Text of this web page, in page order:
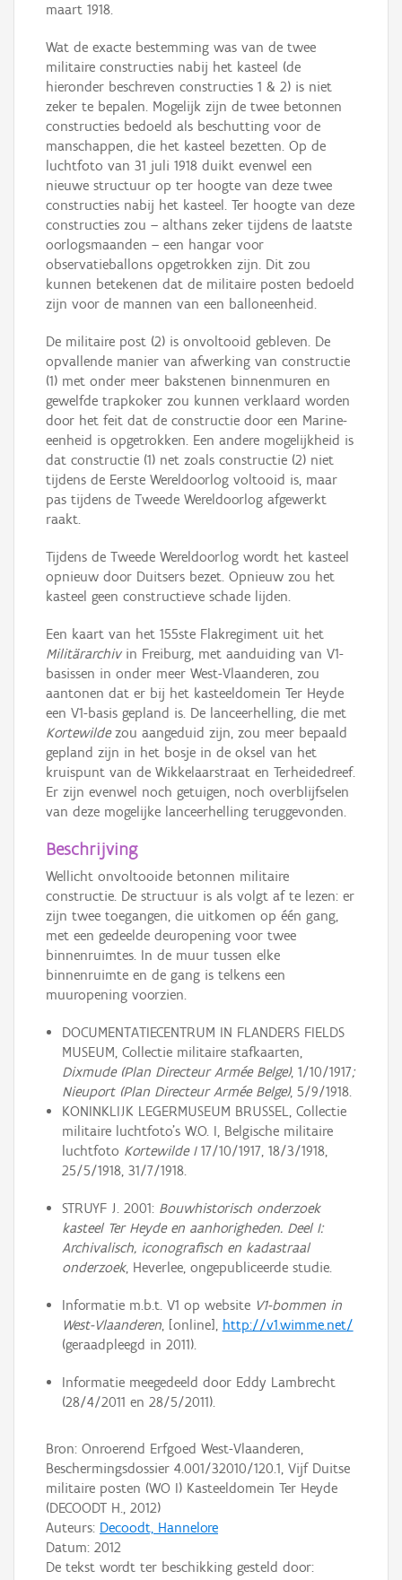
maart 1918.
Wat de exacte bestemming was van de twee
militaire constructies nabij het kasteel (de
hieronder beschreven constructies 1 & 2) is niet
zeker te bepalen. Mogelijk zijn de twee betonnen
constructies bedoeld als beschutting voor de
manschappen, die het kasteel bezetten. Op de
luchtfoto van 31 juli 1918 duikt evenwel een
nieuwe structuur op ter hoogte van deze twee
constructies nabij het kasteel. Ter hoogte van deze
constructies zou – althans zeker tijdens de laatste
oorlogsmaanden – een hangar voor
observatieballons opgetrokken zijn. Dit zou
kunnen betekenen dat de militaire posten bedoeld
zijn voor de mannen van een balloneenheid.
De militaire post (2) is onvoltooid gebleven. De
opvallende manier van afwerking van constructie
(1) met onder meer bakstenen binnenmuren en
gewelfde trapkoker zou kunnen verklaard worden
door het feit dat de constructie door een Marine-
eenheid is opgetrokken. Een andere mogelijkheid is
dat constructie (1) net zoals constructie (2) niet
tijdens de Eerste Wereldoorlog voltooid is, maar
pas tijdens de Tweede Wereldoorlog afgewerkt
raakt.
Tijdens de Tweede Wereldoorlog wordt het kasteel
opnieuw door Duitsers bezet. Opnieuw zou het
kasteel geen constructieve schade lijden.
Een kaart van het 155ste Flakregiment uit het
Militärarchiv in Freiburg, met aanduiding van V1-
basissen in onder meer West-Vlaanderen, zou
aantonen dat er bij het kasteeldomein Ter Heyde
een V1-basis gepland is. De lanceerhelling, die met
Kortewildezou aangeduid zijn, zou meer bepaald
gepland zijn in het bosje in de oksel van het
kruispunt van de Wikkelaarstraat en Terheidedreef.
Er zijn evenwel noch getuigen, noch overblijfselen
van deze mogelijke lanceerhelling teruggevonden.
Beschrijving
Wellicht onvoltooide betonnen militaire
constructie. De structuur is als volgt af te lezen: er
zijn twee toegangen, die uitkomen op één gang,
met een gedeelde deuropening voor twee
binnenruimtes. In de muur tussen elke
binnenruimte en de gang is telkens een
muuropening voorzien.
DOCUMENTATIECENTRUM IN FLANDERS FIELDS
MUSEUM, Collectie militaire stafkaarten,
Dixmude (Plan Directeur Armée Belge), 1/10/1917;
Nieuport (Plan Directeur Armée Belge), 5/9/1918.
KONINKLIJK LEGERMUSEUM BRUSSEL, Collectie
militaire luchtfoto’s W.O. I, Belgische militaire
luchtfoto Kortewilde I17/10/1917, 18/3/1918,
25/5/1918, 31/7/1918.
STRUYF J. 2001: Bouwhistorisch onderzoek
kasteel Ter Heyde en aanhorigheden. Deel I:
Archivalisch, iconografisch en kadastraal
onderzoek, Heverlee, ongepubliceerde studie.
Informatie m.b.t. V1 op website V1-bommen in
West-Vlaanderen, [online], http://v1.wimme.net/
(geraadpleegd in 2011).
Informatie meegedeeld door Eddy Lambrecht
(28/4/2011 en 28/5/2011).
Bron: Onroerend Erfgoed West-Vlaanderen,
Beschermingsdossier 4.001/32010/120.1, Vijf Duitse
militaire posten (WO I) Kasteeldomein Ter Heyde
(DECOODT H., 2012)
Auteurs: Decoodt, Hannelore
Datum: 2012
De tekst wordt ter beschikking gesteld door: